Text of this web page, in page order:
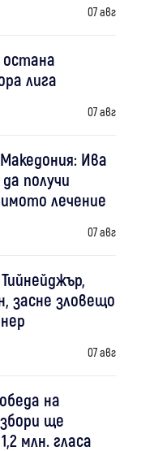
07 авг
лига
07 авг
Ива
получи
лечение
07 авг
засне зловещо
07 авг
на
ще
млн. гласа